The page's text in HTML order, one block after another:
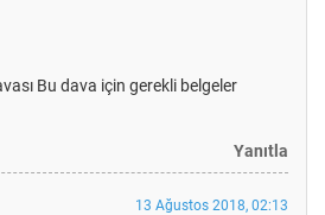
Bu dava için gerekli belgeler
Yanıtla
13 Ağustos 2018, 02:13